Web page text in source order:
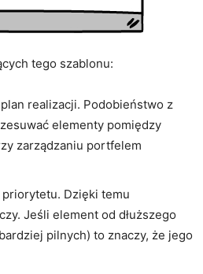
tego szablonu:
realizacji. Podobieństwo z
elementy pomiędzy
zarządzaniu portfelem
Dzięki temu
Jeśli element od dłuższego
pilnych) to znaczy, że jego